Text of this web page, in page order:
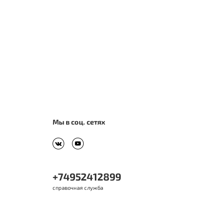
Мы в соц. сетях
+74952412899
справочная служба